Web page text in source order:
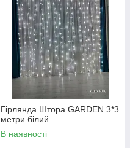
Гірлянда Штора GARDEN 3*3
метри білий
В наявності